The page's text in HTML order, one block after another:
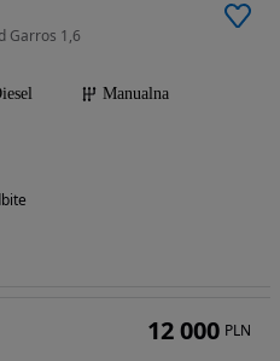
Garros 1,6
Manualna
12 000 PLN